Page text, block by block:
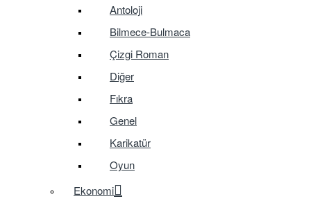
Antoloji
Bilmece-Bulmaca
Çizgi Roman
Diğer
Fıkra
Genel
Karikatür
Oyun
Ekonomi